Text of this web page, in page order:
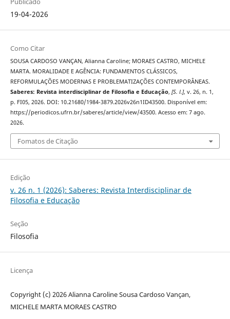
19-04-2026
Como Citar
SOUSA CARDOSO VANÇAN, Alianna Caroline; MORAES CASTRO, MICHELE
MARTA. MORALIDADE E AGÊNCIA: FUNDAMENTOS CLÁSSICOS,
REFORMULAÇÕES MODERNAS E PROBLEMATIZAÇÕES CONTEMPORÂNEAS.
Saberes: Revista interdisciplinar de Filosofia e Educação, [S. l.], v. 26, n. 1,
p. FI05, 2026. DOI: 10.21680/1984-3879.2026v26n1ID43500. Disponível em:
https://periodicos.ufrn.br/saberes/article/view/43500. Acesso em: 7 ago.
2026.
Fomatos de Citação
Edição
v. 26 n. 1 (2026): Saberes: Revista Interdisciplinar de
Filosofia e Educação
Seção
Filosofia
Licença
Copyright (c) 2026 Alianna Caroline Sousa Cardoso Vançan,
MICHELE MARTA MORAES CASTRO